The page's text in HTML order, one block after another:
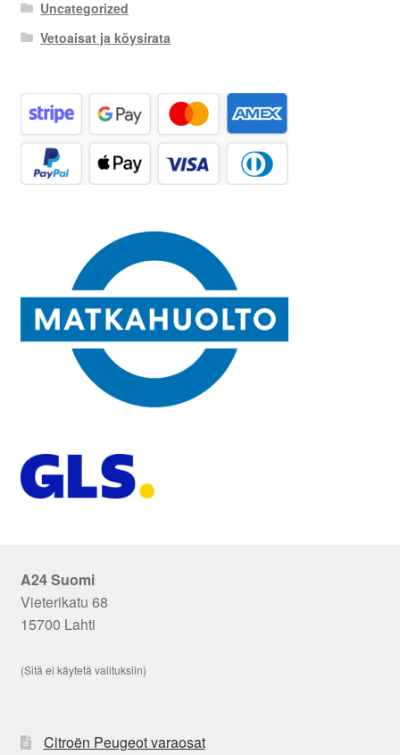
Uncategorized
Vetoaisat ja köysirata
A24 Suomi
Vieterikatu 68
15700 Lahti
(Sitä ei käytetä valituksiin)
Citroën Peugeot varaosat